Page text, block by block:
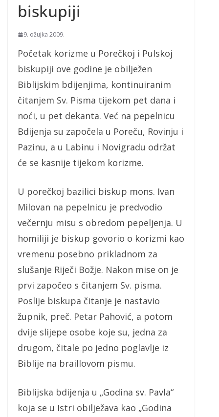
biskupiji
9. ožujka 2009.
Početak korizme u Porečkoj i Pulskoj
biskupiji ove godine je obilježen
Biblijskim bdijenjima, kontinuiranim
čitanjem Sv. Pisma tijekom pet dana i
noći, u pet dekanta. Već na pepelnicu
Bdijenja su započela u Poreču, Rovinju i
Pazinu, a u Labinu i Novigradu održat
će se kasnije tijekom korizme.
U porečkoj bazilici biskup mons. Ivan
Milovan na pepelnicu je predvodio
večernju misu s obredom pepeljenja. U
homiliji je biskup govorio o korizmi kao
vremenu posebno prikladnom za
slušanje Riječi Božje. Nakon mise on je
prvi započeo s čitanjem Sv. pisma.
Poslije biskupa čitanje je nastavio
župnik, preč. Petar Pahović, a potom
dvije slijepe osobe koje su, jedna za
drugom, čitale po jedno poglavlje iz
Biblije na braillovom pismu.
Biblijska bdijenja u „Godina sv. Pavla“
koja se u Istri obilježava kao „Godina